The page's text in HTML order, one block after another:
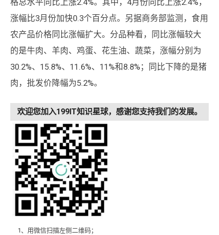
格总水平同比上涨2.4%。其中，4月份同比上涨2.4%，
涨幅比3月份加快0.3个百分点。另据商务部监测，食用
农产品价格同比涨幅扩大。分品种看，同比涨幅较大
的是牛肉、羊肉、鸡蛋、花生油、蔬菜，涨幅分别为
30.2%、15.8%、11.6%、11%和8.8%；同比下降的是猪
肉，批发价降幅为5.2%。
欢迎您加入199IT知识星球，感谢您支持我们的发展。
1、用微信扫描左侧二维码；